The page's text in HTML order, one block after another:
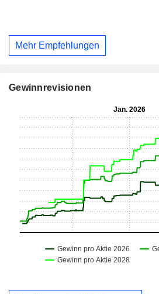
Mehr Empfehlungen
Gewinnrevisionen